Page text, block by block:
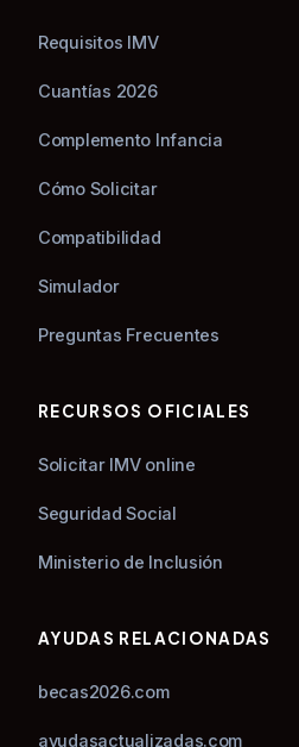
Requisitos IMV
Cuantías 2026
Complemento Infancia
Cómo Solicitar
Compatibilidad
Simulador
Preguntas Frecuentes
RECURSOS OFICIALES
Solicitar IMV online
Seguridad Social
Ministerio de Inclusión
AYUDAS RELACIONADAS
becas2026.com
ayudasactualizadas.com